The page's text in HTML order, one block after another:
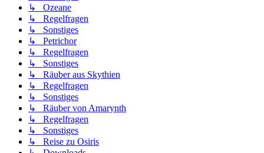
↳ Ozeane
↳ Regelfragen
↳ Sonstiges
↳ Petrichor
↳ Regelfragen
↳ Sonstiges
↳ Räuber aus Skythien
↳ Regelfragen
↳ Sonstiges
↳ Räuber von Amarynth
↳ Regelfragen
↳ Sonstiges
↳ Reise zu Osiris